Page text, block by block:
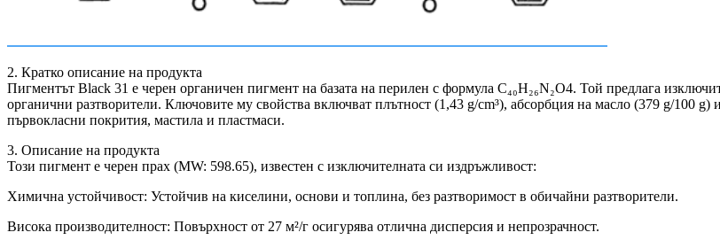
2. Кратко описание на продукта
Пигментът Black 31 е черен органичен пигмент на базата на перилен с формула C₄₀H₂₆N₂O4. Той предлага
органични разтворители. Ключовите му свойства включват плътност (1,43 g/cm³), абсорбция на масло (379 g/100 g)
първокласни покрития, мастила и пластмаси.
3. Описание на продукта
Този пигмент е черен прах (MW: 598.65), известен с изключителната си издръжливост:
Химична устойчивост: Устойчив на киселини, основи и топлина, без разтворимост в обичайни разтворители.
Висока производителност: Повърхност от 27 м²/г осигурява отлична дисперсия и непрозрачност.